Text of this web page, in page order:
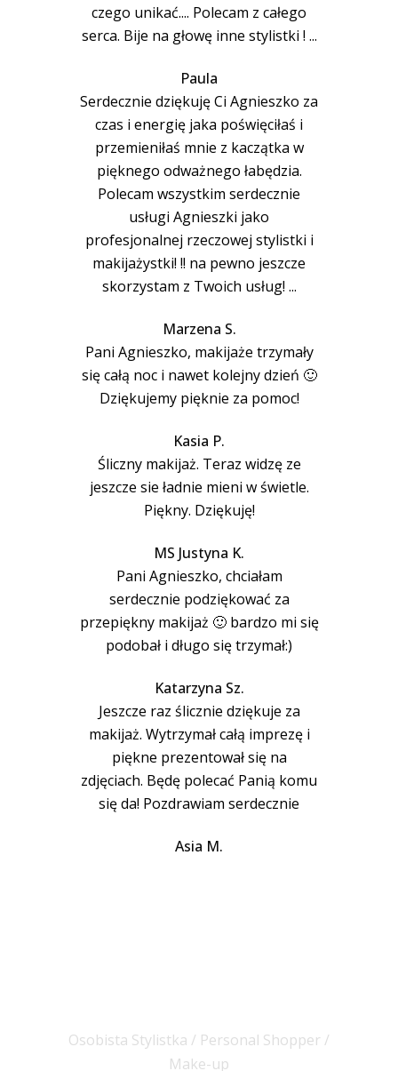
czego unikać.... Polecam z całego
serca. Bije na głowę inne stylistki ! ...
Paula
Serdecznie dziękuję Ci Agnieszko za
czas i energię jaka poświęciłaś i
przemieniłaś mnie z kaczątka w
pięknego odważnego łabędzia.
Polecam wszystkim serdecznie
usługi Agnieszki jako
profesjonalnej rzeczowej stylistki i
makijażystki! !! na pewno jeszcze
skorzystam z Twoich usług! ...
Marzena S.
Pani Agnieszko, makijaże trzymały
się całą noc i nawet kolejny dzień 🙂
Dziękujemy pięknie za pomoc!
Kasia P.
Śliczny makijaż. Teraz widzę ze
jeszcze sie ładnie mieni w świetle.
Piękny. Dziękuję!
MS Justyna K.
Pani Agnieszko, chciałam
serdecznie podziękować za
przepiękny makijaż 🙂 bardzo mi się
podobał i długo się trzymał:)
Katarzyna Sz.
Jeszcze raz ślicznie dziękuje za
makijaż. Wytrzymał całą imprezę i
piękne prezentował się na
zdjęciach. Będę polecać Panią komu
się da! Pozdrawiam serdecznie
Asia M.
Osobista Stylistka / Personal Shopper /
Make-up